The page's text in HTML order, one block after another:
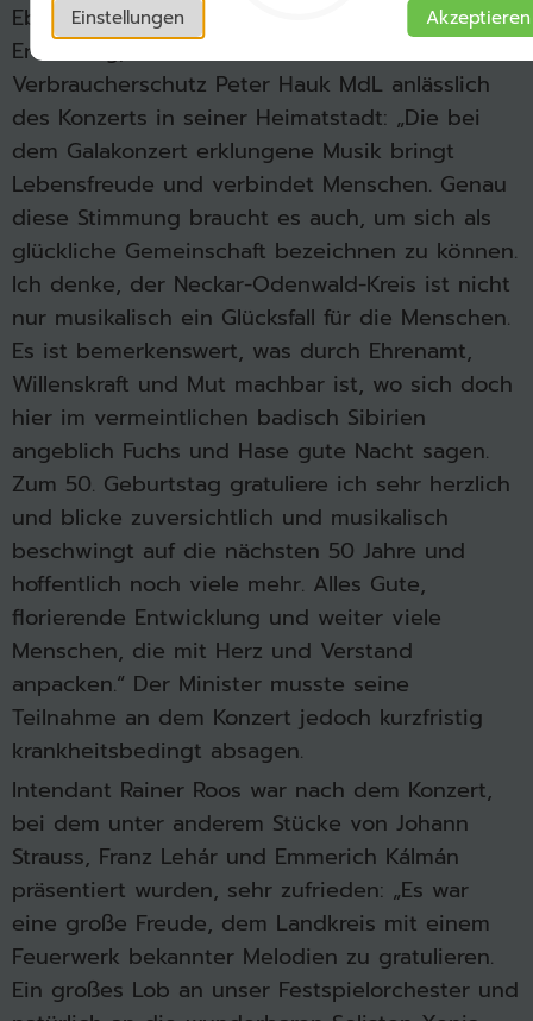
Einstellungen
Akzeptieren
Ebenso erfreut zeigte sich der Minister für
Ernährung, Ländlichen Raum und
Verbraucherschutz Peter Hauk MdL anlässlich
des Konzerts in seiner Heimatstadt: „Die bei
dem Galakonzert erklungene Musik bringt
Lebensfreude und verbindet Menschen. Genau
diese Stimmung braucht es auch, um sich als
glückliche Gemeinschaft bezeichnen zu können.
Ich denke, der Neckar-Odenwald-Kreis ist nicht
nur musikalisch ein Glücksfall für die Menschen.
Es ist bemerkenswert, was durch Ehrenamt,
Willenskraft und Mut machbar ist, wo sich doch
hier im vermeintlichen badisch Sibirien
angeblich Fuchs und Hase gute Nacht sagen.
Zum 50. Geburtstag gratuliere ich sehr herzlich
und blicke zuversichtlich und musikalisch
beschwingt auf die nächsten 50 Jahre und
hoffentlich noch viele mehr. Alles Gute,
florierende Entwicklung und weiter viele
Menschen, die mit Herz und Verstand
anpacken.“ Der Minister musste seine
Teilnahme an dem Konzert jedoch kurzfristig
krankheitsbedingt absagen.
Intendant Rainer Roos war nach dem Konzert,
bei dem unter anderem Stücke von Johann
Strauss, Franz Lehár und Emmerich Kálmán
präsentiert wurden, sehr zufrieden: „Es war
eine große Freude, dem Landkreis mit einem
Feuerwerk bekannter Melodien zu gratulieren.
Ein großes Lob an unser Festspielorchester und